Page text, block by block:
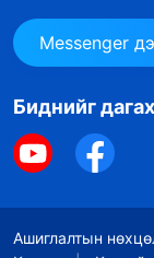
Messenger
Биднийг дагах
Ашиглалтын